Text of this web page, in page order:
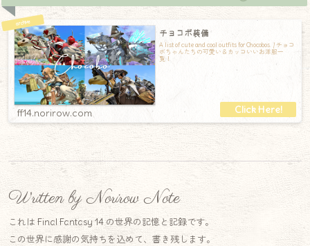
チョコボ装備
A list of cute and cool outfits for Chocobos. / チョコ
ボちゃんたちの可愛い＆カッコいいお洋服一
覧！
ff14.norirow.com
Written by Norirow Note
これは Final Fantasy 14 の世界の記憶と記録です。
この世界に感謝の気持ちを込めて、書き残します。